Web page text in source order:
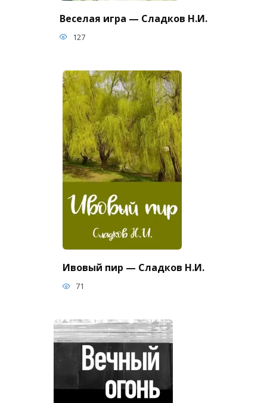
Веселая игра — Сладков Н.И.
127
Ивовый пир — Сладков Н.И.
71